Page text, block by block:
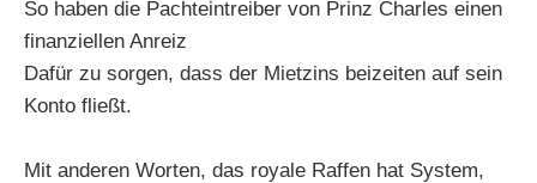
So haben die Pachteintreiber von Prinz Charles einen
finanziellen Anreiz
Dafür zu sorgen, dass der Mietzins beizeiten auf sein
Konto fließt.
Mit anderen Worten, das royale Raffen hat System,